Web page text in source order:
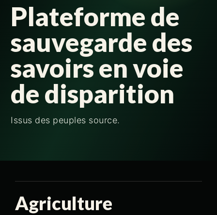
Plateforme de
sauvegarde des
savoirs en voie
de disparition
Issus des peuples source.
Agriculture